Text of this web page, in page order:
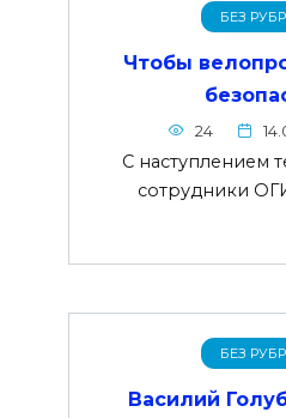
БЕЗ
Чтобы
24
С наступлением
сотрудники
БЕЗ
Василий